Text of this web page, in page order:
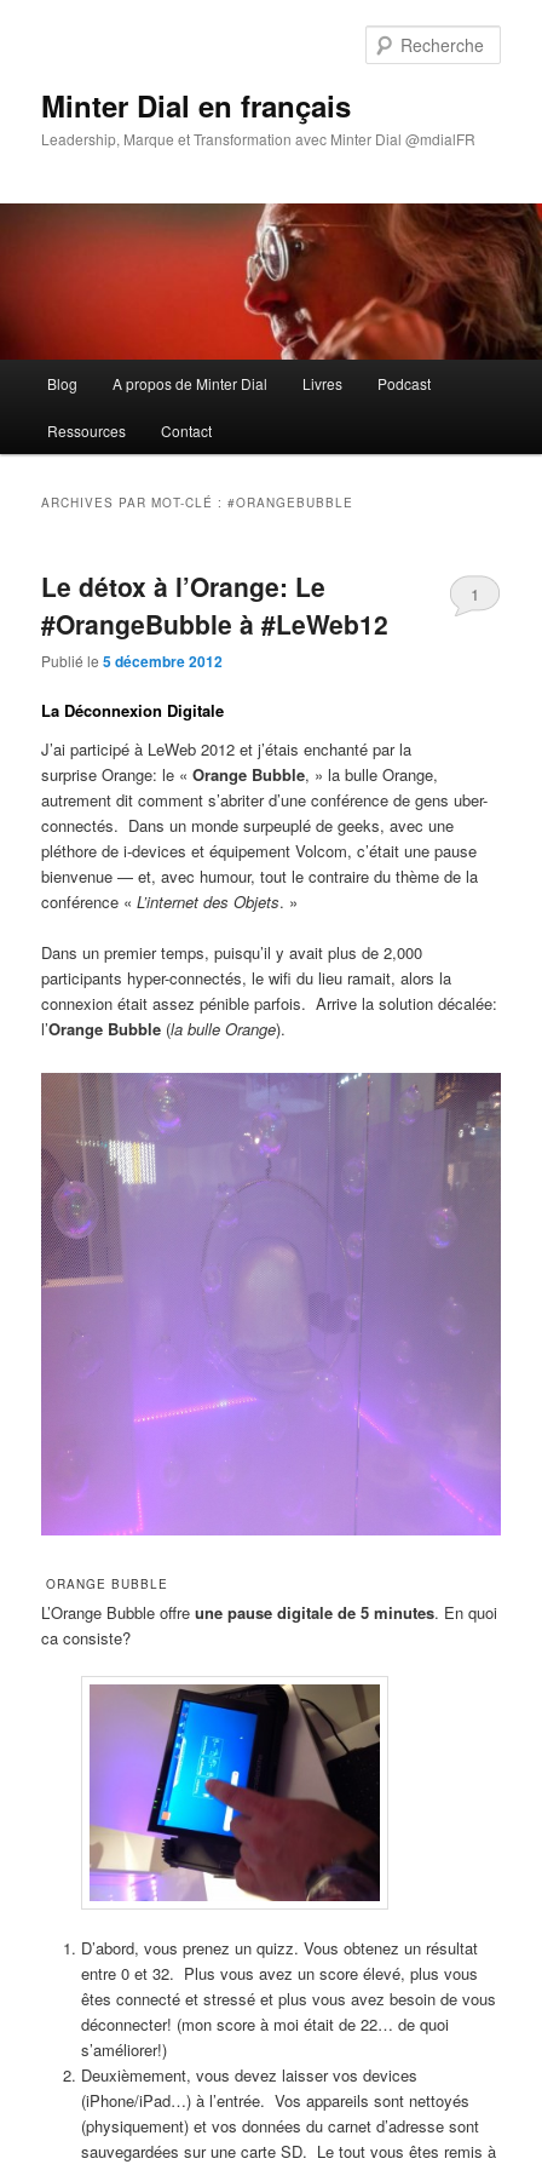
Minter Dial en français
Leadership, Marque et Transformation avec Minter Dial @mdialFR
principal
Blog A propos de Minter Dial Livres Podcast
Ressources Contact
ARCHIVES PAR MOT-CLÉ :#ORANGEBUBBLE
Le détox à l’Orange: Le
#OrangeBubble à #LeWeb12
Publié le5 décembre 2012
1
La Déconnexion Digitale
J’ai participé à LeWeb 2012 et j’étais enchanté par la
surprise Orange: le «Orange Bubble, » la bulle Orange,
autrement dit comment s’abriter d’une conférence de gens uber-
connectés. Dans un monde surpeuplé de geeks, avec une
pléthore de i-devices et équipement Volcom, c’était une pause
bienvenue — et, avec humour, tout le contraire du thème de la
conférence «L’internet des Objets. »
Dans un premier temps, puisqu’il y avait plus de 2,000
participants hyper-connectés, le wifi du lieu ramait, alors la
connexion était assez pénible parfois. Arrive la solution décalée:
l’Orange Bubble (la bulle Orange).
ORANGE BUBBLE
L’Orange Bubble offreune pause digitale de 5 minutes. En quoi
ca consiste?
D’abord, vous prenez un quizz. Vous obtenez un résultat
entre 0 et 32. Plus vous avez un score élevé, plus vous
êtes connecté et stressé et plus vous avez besoin de vous
déconnecter! (mon score à moi était de 22… de quoi
s’améliorer!)
Deuxièmement, vous devez laisser vos devices
(iPhone/iPad…) à l’entrée. Vos appareils sont nettoyés
(physiquement) et vos données du carnet d’adresse sont
sauvegardées sur une carte SD. Le tout vous êtes remis à